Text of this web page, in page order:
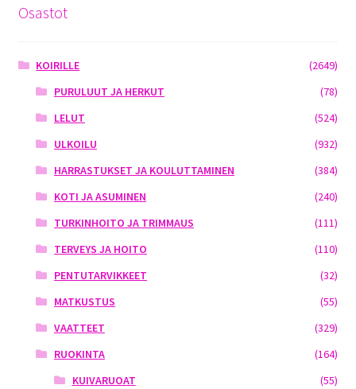
Osastot
KOIRILLE
(2649)
PURULUUT JA HERKUT
(78)
LELUT
(524)
ULKOILU
(932)
HARRASTUKSET JA KOULUTTAMINEN
(384)
KOTI JA ASUMINEN
(240)
TURKINHOITO JA TRIMMAUS
(111)
TERVEYS JA HOITO
(110)
PENTUTARVIKKEET
(32)
MATKUSTUS
(55)
VAATTEET
(329)
RUOKINTA
(164)
KUIVARUOAT
(55)